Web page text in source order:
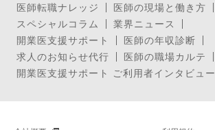
医師転職ナレッジ
医師の現場と働き方
スペシャルコラム
業界ニュース
開業医支援サポート
医師の年収診断
求人のお知らせ代行
医師の職場カルテ
開業医支援サポート ご利用者インタビュー